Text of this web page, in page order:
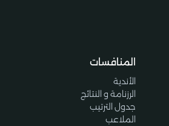
المنافسات
الأندية
الرزنامة و النتائج
جدول الترتيب
الملاعب